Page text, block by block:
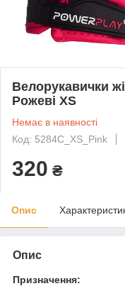
Велорукавички
Рожеві XS
Немає в наявності
Код: 5284C_XS_Pink
320 ₴
Опис
Опис
Призначення: